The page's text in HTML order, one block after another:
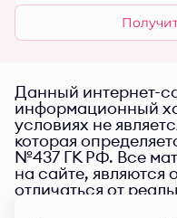
Данный интернет-
информационный
условиях не
которая
№437 ГК РФ. Все
на сайте, являются
отличаться от